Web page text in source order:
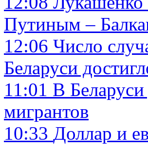
Путиным –
12:06 Число
Беларуси
11:01 В
мигрантов
10:33 Доллар и